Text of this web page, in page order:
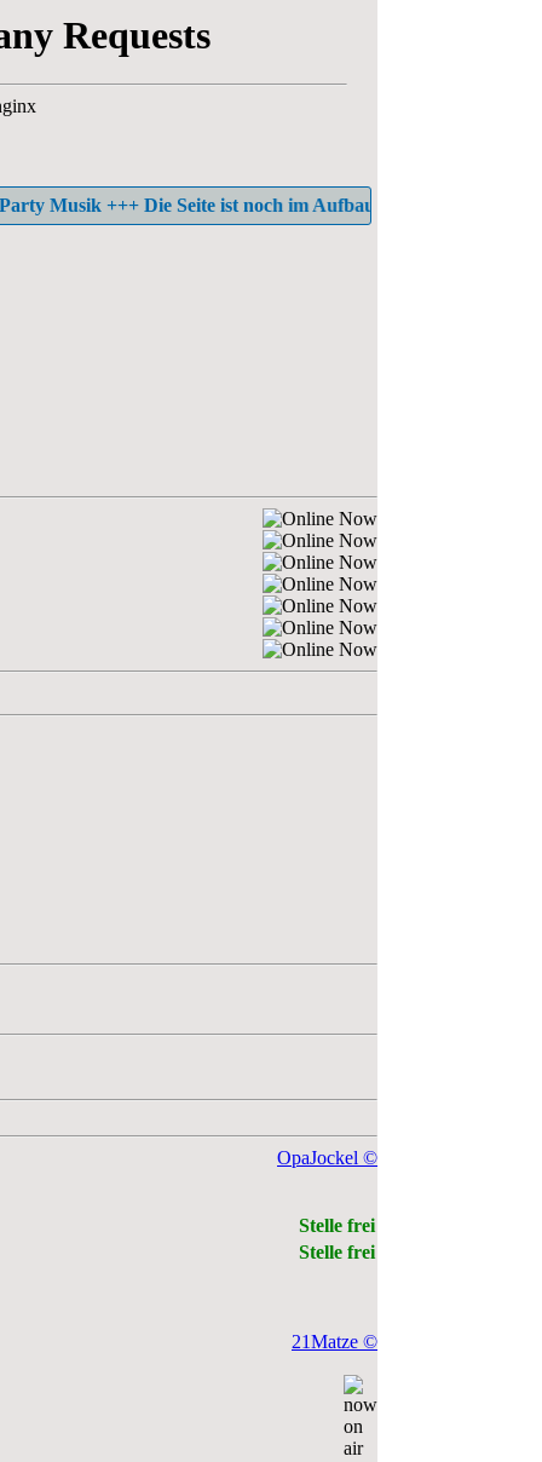
+++ Die Seite ist noch im Aufbau und es können sich
OpaJockel ©
Stelle frei
Stelle frei
21Matze ©